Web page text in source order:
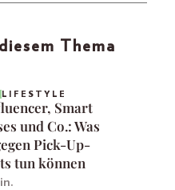
Thema
LIFESTYLE
Smart
und Co.: Was
Pick-Up-
tun können